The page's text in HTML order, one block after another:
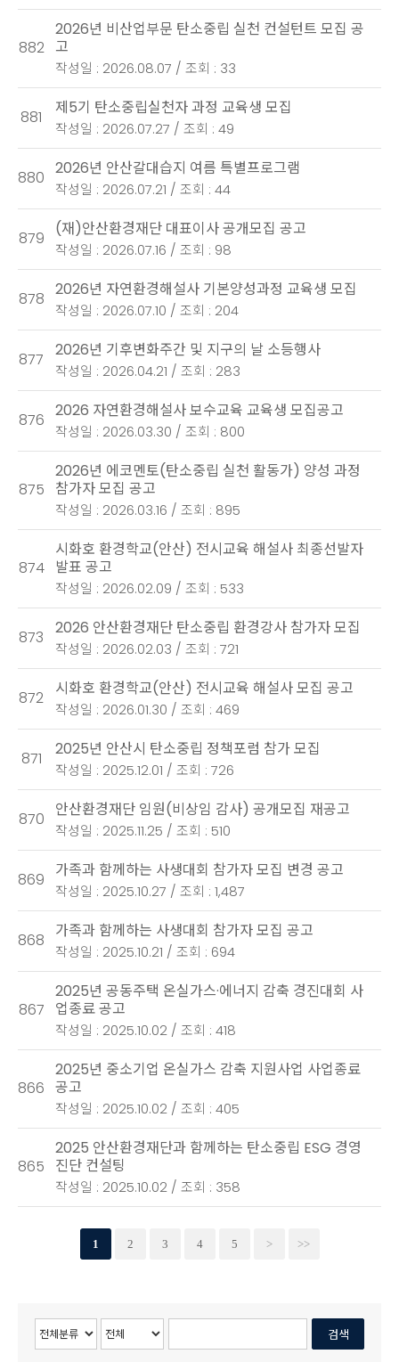
882
2026년 비산업부문 탄소중립 실천 컨설턴트 모집 공
고
작성일 : 2026.08.07 / 조회 : 33
881 제5기 탄소중립실천자 과정 교육생 모집
작성일 : 2026.07.27 / 조회 : 49
880 2026년 안산갈대습지 여름 특별프로그램
작성일 : 2026.07.21 / 조회 : 44
879 (재)안산환경재단 대표이사 공개모집 공고
작성일 : 2026.07.16 / 조회 : 98
878 2026년 자연환경해설사 기본양성과정 교육생 모집
작성일 : 2026.07.10 / 조회 : 204
877 2026년 기후변화주간 및 지구의 날 소등행사
작성일 : 2026.04.21 / 조회 : 283
876 2026 자연환경해설사 보수교육 교육생 모집공고
작성일 : 2026.03.30 / 조회 : 800
875
2026년 에코멘토(탄소중립 실천 활동가) 양성 과정
참가자 모집 공고
작성일 : 2026.03.16 / 조회 : 895
874
시화호 환경학교(안산) 전시교육 해설사 최종선발자
발표 공고
작성일 : 2026.02.09 / 조회 : 533
873 2026 안산환경재단 탄소중립 환경강사 참가자 모집
작성일 : 2026.02.03 / 조회 : 721
872 시화호 환경학교(안산) 전시교육 해설사 모집 공고
작성일 : 2026.01.30 / 조회 : 469
871 2025년 안산시 탄소중립 정책포럼 참가 모집
작성일 : 2025.12.01 / 조회 : 726
870 안산환경재단 임원(비상임 감사) 공개모집 재공고
작성일 : 2025.11.25 / 조회 : 510
869 가족과 함께하는 사생대회 참가자 모집 변경 공고
작성일 : 2025.10.27 / 조회 : 1,487
868 가족과 함께하는 사생대회 참가자 모집 공고
작성일 : 2025.10.21 / 조회 : 694
867
2025년 공동주택 온실가스·에너지 감축 경진대회 사
업종료 공고
작성일 : 2025.10.02 / 조회 : 418
866
2025년 중소기업 온실가스 감축 지원사업 사업종료
공고
작성일 : 2025.10.02 / 조회 : 405
865
2025 안산환경재단과 함께하는 탄소중립 ESG 경영
진단 컨설팅
작성일 : 2025.10.02 / 조회 : 358
1 2 3 4 5 > >>